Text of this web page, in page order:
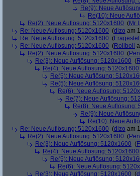
Re(9): Neue
Re(10): Neue
Re(2): Neue Auflösung: 5120x1600 (Mr
Re: Neue Auflösung: 5120x1600 (dizo am
Re: Neue Auflösung: 5120x1600 (
Re: Neue Auflösung: 5120x1600 (Roliboli
Re(2): Neue Auflösung: 5120x1600 (
Re(3): Neue Auflösung: 5120x1600 (
Re(4): Neue Auflösung: 5120x1600
Re(5): Neue Auflösung:
Re(5): Neue Auflösung:
Re(6): Neue Auflösung:
Re(7): Neue Auflösung:
Re(8): Neue Auflösung:
Re(9): Neue
Re(10): Neue
Re: Neue Auflösung: 5120x1600 (dizo am
Re(2): Neue Auflösung: 5120x1600 (
Re(3): Neue Auflösung: 5120x1600 (
Re(4): Neue Auflösung: 5120x1600
Re(5): Neue Auflösung:
Re(6): Neue Auflösung:
Re(3): Neue Auflösung: 5120x1600 (